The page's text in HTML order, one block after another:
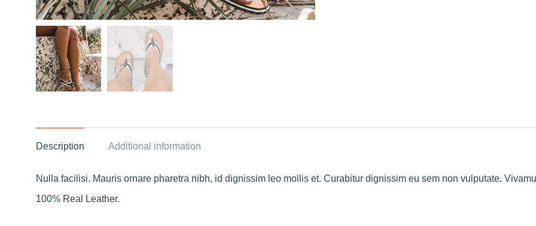
Description Additional information
Nulla facilisi. Mauris ornare pharetra nibh, id dignissim leo mollis et. Curabitur dignissim eu sem non vulputate.
100% Real Leather.